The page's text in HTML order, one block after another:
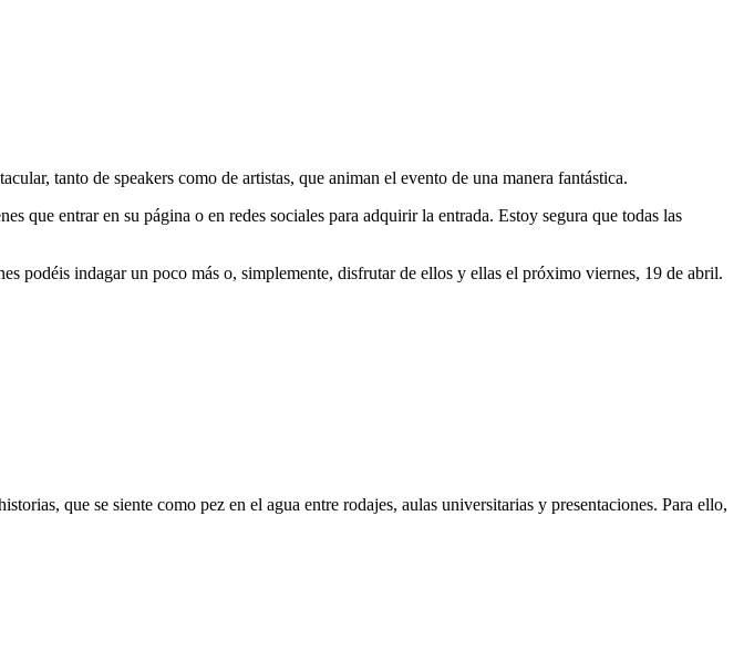
tanto de speakers como de artistas, que animan el evento de una manera fantástica.
que entrar en su página o en redes sociales para adquirir la entrada. Estoy segura que todas las
podéis indagar un poco más o, simplemente, disfrutar de ellos y ellas el próximo viernes, 19 de abril.
que se siente como pez en el agua entre rodajes, aulas universitarias y presentaciones. Para ello,